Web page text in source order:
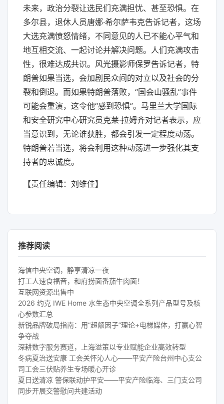
未来，政治分裂让选民们充满担忧、甚至恐惧。在
多尔县，退休人员唐娜·希尔萨韦克告诉记者，这场
大选充满愤怒情绪，不同意见的人已不能心平气和
地互相交流、一起讨论并解决问题。人们充满攻击
性，很难达成共识。风光摄影师保罗告诉记者，特
朗普如果当选，会加剧民众间的对立以及社会的分
裂和倒退。而如果特朗普落败，“国会山骚乱”事件
可能会重演，这令他“感到恐惧”。马里兰大学国际
和安全研究中心研究员克莱·拉姆齐对记者表示，应
当意识到，无论谁获胜，都会引发一定程度动荡。
特朗普若当选，将会利用这种动荡进一步强化其支
持者的忠诚度。
【责任编辑：刘维佳】
推荐阅读
海信中央空调，静享清凉一夜
打工人速食福音，和府捞面番茄牛肉面！
互联网资源出售中
2026 约克 IWE Home 水生态中央空调全系列产品型号及核
心参数汇总
新锐品牌破局指南：用“超额因子”理论+电梯媒体，打赢心智
争夺战
深耕数字服务赛道，上海溢策以专业赋能企业高效转型
冬病夏治送安康 工会关怀沁人心——平安产险台州中心支公
司工会三伏贴养生专场暖心开诊
夏日送清凉 警保联动护平安——平安产险临海、三门支公司
同步开展交警慰问共建活动